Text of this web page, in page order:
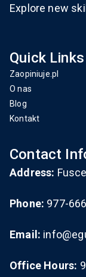
Explore new
Quick Links
Zaopiniuje.pl
O nas
Blog
Kontakt
Contact
Address:
Phone: 977-
Email:
Office Hours: